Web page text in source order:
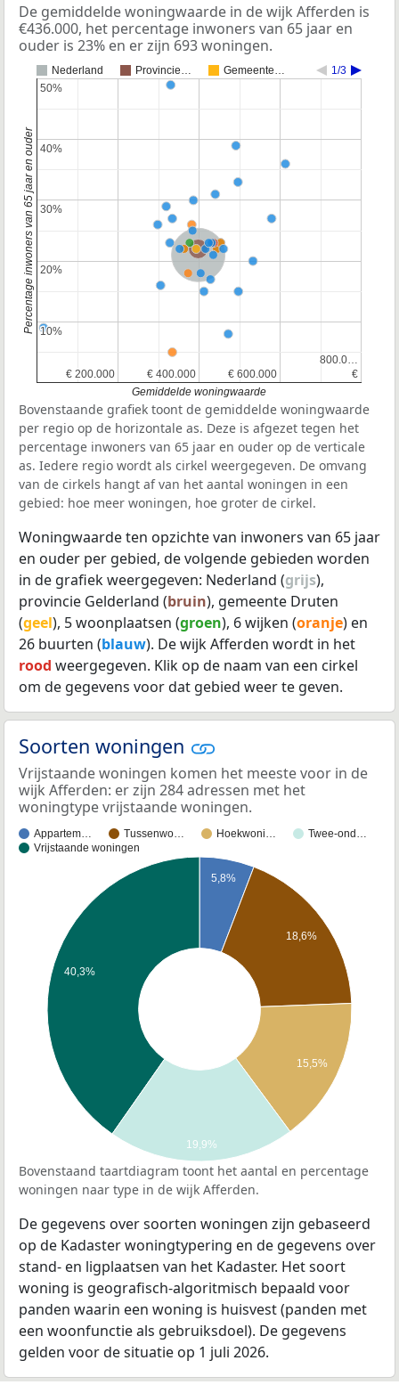
De gemiddelde woningwaarde in de wijk Afferden is
€436.000, het percentage inwoners van 65 jaar en
ouder is 23% en er zijn 693 woningen.
Nederland Provincie… Gemeente… 1/3
Nederland
Provincie Gelderland
€ 200.000
€ 200.000 € 400.000
€ 400.000 € 600.000
€ 600.000 €
€
800.0…
800.0…
10%
10%
20%
20%
30%
30%
40%
40%
50%
50%
Gemiddelde woningwaarde
Percentage inwoners van 65 jaar en ouder
Bovenstaande grafiek toont de gemiddelde woningwaarde
per regio op de horizontale as. Deze is afgezet tegen het
percentage inwoners van 65 jaar en ouder op de verticale
as. Iedere regio wordt als cirkel weergegeven. De omvang
van de cirkels hangt af van het aantal woningen in een
gebied: hoe meer woningen, hoe groter de cirkel.
Woningwaarde ten opzichte van inwoners van 65 jaar
en ouder per gebied, de volgende gebieden worden
in de grafiek weergegeven: Nederland (grijs),
provincie Gelderland (bruin), gemeente Druten
(geel), 5 woonplaatsen (groen), 6 wijken (oranje) en
26 buurten (blauw). De wijk Afferden wordt in het
rood weergegeven. Klik op de naam van een cirkel
om de gegevens voor dat gebied weer te geven.
Soorten woningen
Vrijstaande woningen komen het meeste voor in de
wijk Afferden: er zijn 284 adressen met het
woningtype vrijstaande woningen.
Appartem… Tussenwo… Hoekwoni…
Twee-ond…
Vrijstaande woningen
5,8%
18,6%
15,5%
40,3%
19,9%
Bovenstaand taartdiagram toont het aantal en percentage
woningen naar type in de wijk Afferden.
De gegevens over soorten woningen zijn gebaseerd
op de Kadaster woningtypering en de gegevens over
stand- en ligplaatsen van het Kadaster. Het soort
woning is geografisch-algoritmisch bepaald voor
panden waarin een woning is huisvest (panden met
een woonfunctie als gebruiksdoel). De gegevens
gelden voor de situatie op 1 juli 2026.